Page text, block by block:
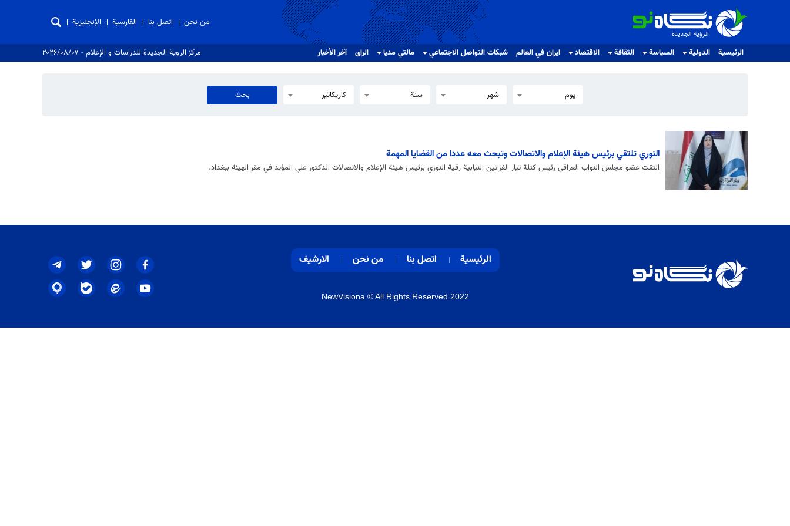
الرؤية الجديدة
الرؤية الجديدة
من نحن اتصل بنا الفارسية الإنجليزية
الرئيسية الدولية السياسة الثقافة الاقتصاد ايران في العالم شبکات التواصل الاجتماعي مالتي مدیا الرای آخر الأخبار مركز الروية الجدیدة للدراسات و الإعلام - ۲۰۲۶/۰۸/۰۷
يوم شهر سنة كاريكاتير
النوري تلتقي برئيس هيئة الإعلام والاتصالات وتبحث معه عددا من القضايا المهمة
التقت عضو مجلس النواب العراقي رئيس كتلة تيار الفراتين النيابية رقية النوري برئيس هيئة الإعلام والاتصالات الدكتور علي المؤيد في مقر الهيئة ببغداد.
الرئيسية اتصل بنا من نحن الارشيف
NewVisiona © All Rights Reserved 2022